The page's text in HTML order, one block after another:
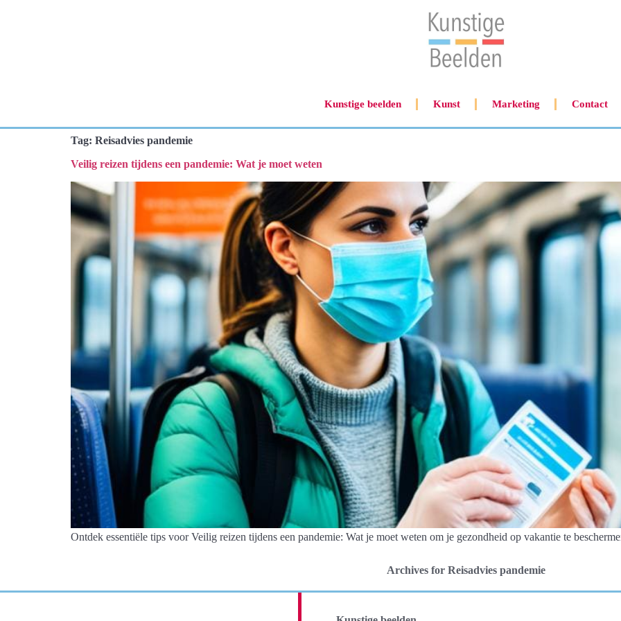
Kunstige beelden Kunst Marketing Contact
Tag: Reisadvies pandemie
Veilig reizen tijdens een pandemie: Wat je moet weten
Ontdek essentiële tips voor Veilig reizen tijdens een pandemie: Wat je moet weten om je gezondheid op vakantie te
Archives for Reisadvies pandemie